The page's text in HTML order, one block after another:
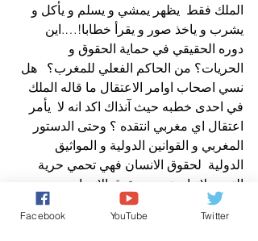
الملك فقط  يظهر يمشي و يسلم و يأكل و
يشرب و ياخذ صور و يقرأ خطابا!….اين
دوره الحقيقي في حماية الحقوق و
الحريات؟ من الحاكم الفعلي للمغرب؟   هل
نسي اصحاب اوامر الاعتقال ما قاله الملك
في احدى خطبه حيث آنذاك اكد انه لا  يأمر
اعتقال اي مغربي انتقده ؟ وحتى الدستور
المغربي و القوانين الدولية و المواثيق
الدولية  لحقوق الانسان فهي تحمي حرية
التعبير لانها حق من حقوق الانسان.
عن صوت المغرب نيوز/ افتتاحية
Facebook YouTube Twitter